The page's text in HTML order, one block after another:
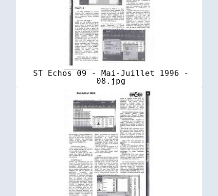
ST Echos 09 - Mai-Juillet 1996 -
08.jpg